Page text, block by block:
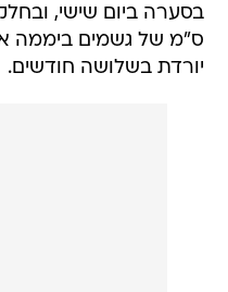
ס"מ של גשמים ביממה
יורדת בשלושה חודשים.